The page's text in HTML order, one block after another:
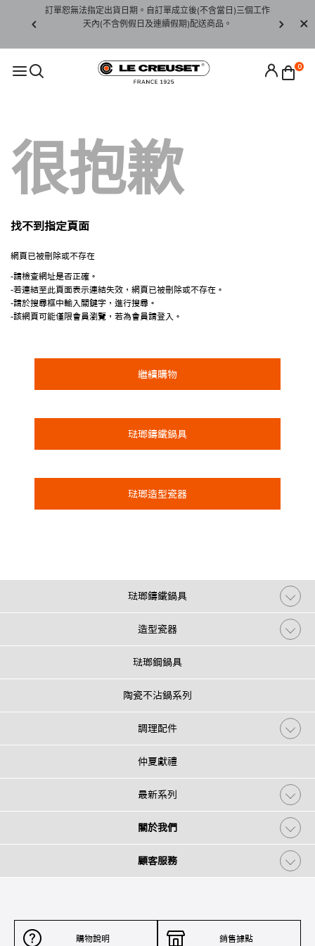
下水)，若
訂單恕無法指定出貨日期。自訂單成立後(不含當日)三個工作
天內(不含例假日及連續假期)配送商品。
請至
0
很抱歉
找不到指定頁面
網頁已被刪除或不存在
-請檢查網址是否正確。
-若連結至此頁面表示連結失效，網頁已被刪除或不存在。
-請於搜尋框中輸入關鍵字，進行搜尋。
-該網頁可能僅限會員瀏覽，若為會員請登入。
繼續購物
琺瑯鑄鐵鍋具
琺瑯造型瓷器
琺瑯鑄鐵鍋具
造型瓷器
琺瑯鋼鍋具
陶瓷不沾鍋系列
調理配件
仲夏獻禮
最新系列
關於我們
顧客服務
購物說明 銷售據點